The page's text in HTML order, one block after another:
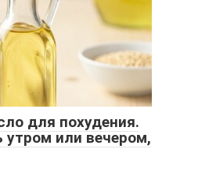
для похудения.
утром или вечером,